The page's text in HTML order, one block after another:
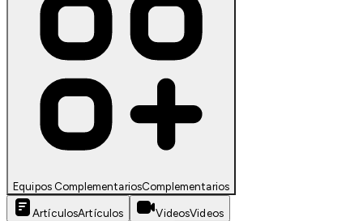
Equipos ComplementariosComplementarios
ArtículosArtículos VideosVideos